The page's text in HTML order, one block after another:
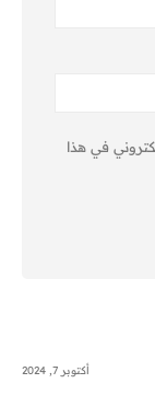
في هذا
أكتوبر 7, 2024